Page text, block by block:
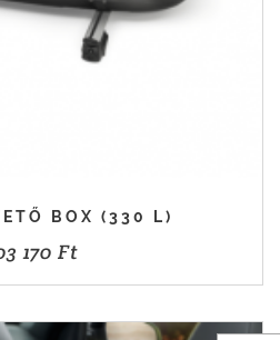
BOX (330 L)
170 Ft